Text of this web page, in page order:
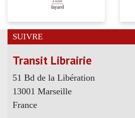
SUIVRE
Transit Librairie
51 Bd de la Libération
13001 Marseille
France